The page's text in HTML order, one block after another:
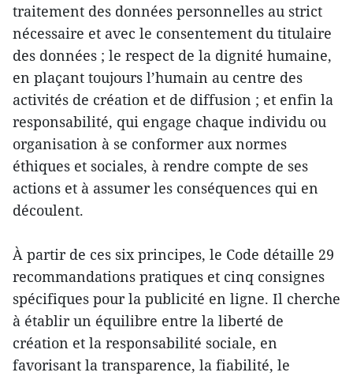
traitement des données personnelles au strict
nécessaire et avec le consentement du titulaire
des données ; le respect de la dignité humaine,
en plaçant toujours l’humain au centre des
activités de création et de diffusion ; et enfin la
responsabilité, qui engage chaque individu ou
organisation à se conformer aux normes
éthiques et sociales, à rendre compte de ses
actions et à assumer les conséquences qui en
découlent.
À partir de ces six principes, le Code détaille 29
recommandations pratiques et cinq consignes
spécifiques pour la publicité en ligne. Il cherche
à établir un équilibre entre la liberté de
création et la responsabilité sociale, en
favorisant la transparence, la fiabilité, le